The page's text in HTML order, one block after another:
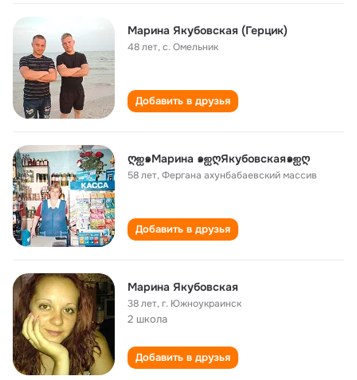
Марина Якубовская (Герцик)
48 лет,с. Омельник
Добавить в друзья
ღஐ๑Марина ๑ஐღЯкубовская๑ஐღ
58 лет,Фергана ахунбабаевский массив
Добавить в друзья
Марина Якубовская
38 лет,г. Южноукраинск
2 школа
Добавить в друзья